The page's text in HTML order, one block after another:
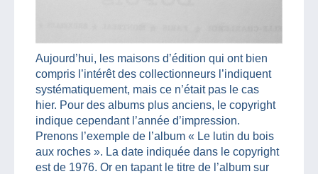
Aujourd’hui, les maisons d’édition qui ont bien
compris l’intérêt des collectionneurs l’indiquent
systématiquement, mais ce n’était pas le cas
hier. Pour des albums plus anciens, le copyright
indique cependant l’année d’impression.
Prenons l’exemple de l’album « Le lutin du bois
aux roches ». La date indiquée dans le copyright
est de 1976. Or en tapant le titre de l’album sur